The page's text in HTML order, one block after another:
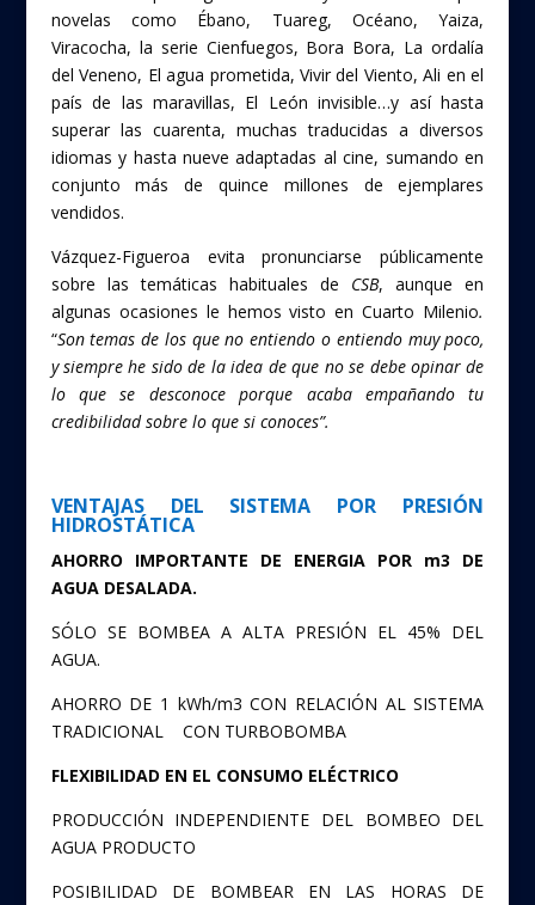
novelas como Ébano, Tuareg, Océano, Yaiza,
Viracocha, la serie Cienfuegos, Bora Bora, La ordalía
del Veneno, El agua prometida, Vivir del Viento, Ali en el
país de las maravillas, El León invisible…y así hasta
superar las cuarenta, muchas traducidas a diversos
idiomas y hasta nueve adaptadas al cine, sumando en
conjunto más de quince millones de ejemplares
vendidos.
Vázquez-Figueroa evita pronunciarse públicamente
sobre las temáticas habituales de CSB, aunque en
algunas ocasiones le hemos visto en Cuarto Milenio.
“Son temas de los que no entiendo o entiendo muy poco,
y siempre he sido de la idea de que no se debe opinar de
lo que se desconoce porque acaba empañando tu
credibilidad sobre lo que si conoces”.
VENTAJAS DEL SISTEMA POR PRESIÓN
HIDROSTÁTICA
AHORRO IMPORTANTE DE ENERGIA POR m3 DE
AGUA DESALADA.
SÓLO SE BOMBEA A ALTA PRESIÓN EL 45% DEL
AGUA.
AHORRO DE 1 kWh/m3 CON RELACIÓN AL SISTEMA
TRADICIONAL CON TURBOBOMBA
FLEXIBILIDAD EN EL CONSUMO ELÉCTRICO
PRODUCCIÓN INDEPENDIENTE DEL BOMBEO DEL
AGUA PRODUCTO
POSIBILIDAD DE BOMBEAR EN LAS HORAS DE